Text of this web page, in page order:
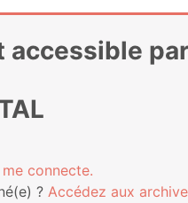
accessible par
me connecte.
? Accé­dez aux